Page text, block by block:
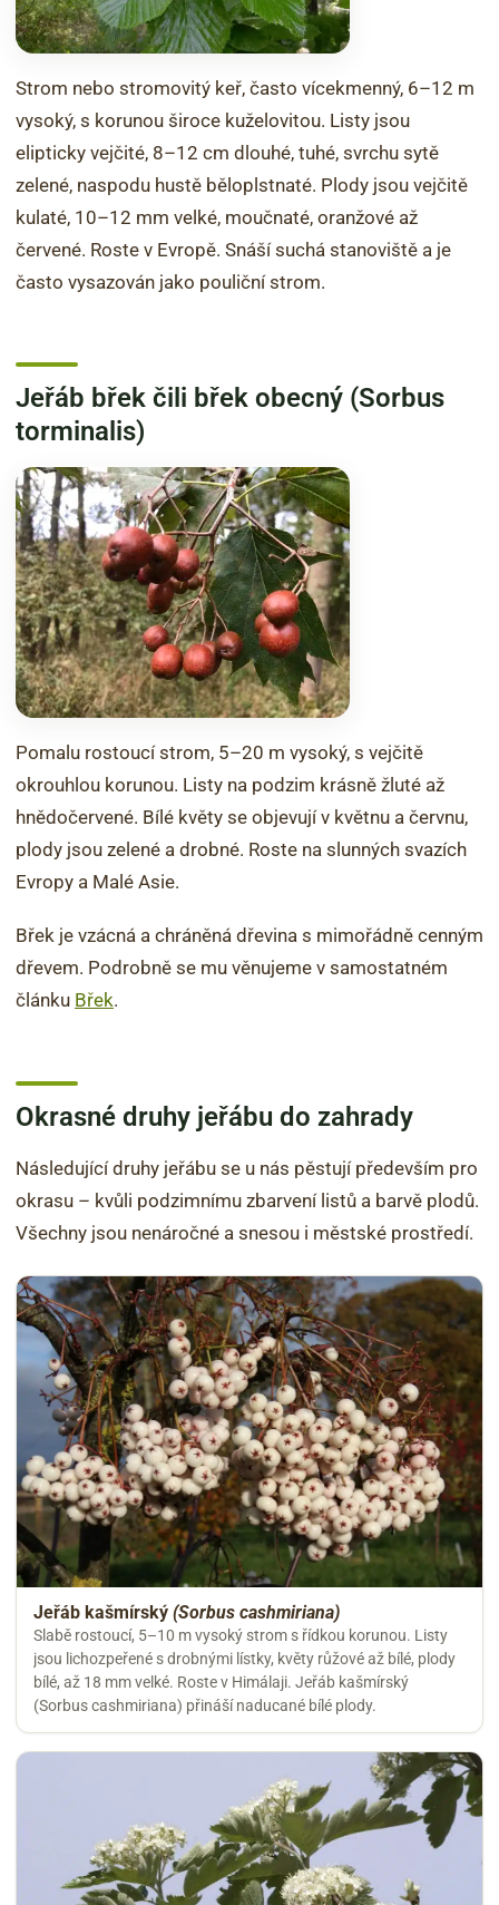
Strom nebo stromovitý keř, často vícekmenný, 6–12 m
vysoký, s korunou široce kuželovitou. Listy jsou
elipticky vejčité, 8–12 cm dlouhé, tuhé, svrchu sytě
zelené, naspodu hustě běloplstnaté. Plody jsou vejčitě
kulaté, 10–12 mm velké, moučnaté, oranžové až
červené. Roste v Evropě. Snáší suchá stanoviště a je
často vysazován jako pouliční strom.
Jeřáb břek čili břek obecný (Sorbus
torminalis)
Pomalu rostoucí strom, 5–20 m vysoký, s vejčitě
okrouhlou korunou. Listy na podzim krásně žluté až
hnědočervené. Bílé květy se objevují v květnu a červnu,
plody jsou zelené a drobné. Roste na slunných svazích
Evropy a Malé Asie.
Břek je vzácná a chráněná dřevina s mimořádně cenným
dřevem. Podrobně se mu věnujeme v samostatném
článku Břek.
Okrasné druhy jeřábu do zahrady
Následující druhy jeřábu se u nás pěstují především pro
okrasu – kvůli podzimnímu zbarvení listů a barvě plodů.
Všechny jsou nenáročné a snesou i městské prostředí.
Jeřáb kašmírský (Sorbus cashmiriana)
Slabě rostoucí, 5–10 m vysoký strom s řídkou korunou. Listy
jsou lichozpeřené s drobnými lístky, květy růžové až bílé, plody
bílé, až 18 mm velké. Roste v Himálaji. Jeřáb kašmírský
(Sorbus cashmiriana) přináší naducané bílé plody.